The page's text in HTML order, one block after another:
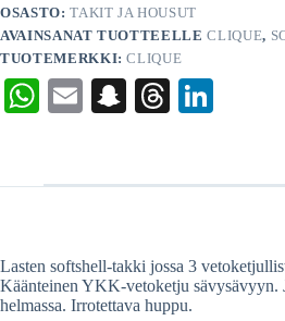
OSASTO:TAKIT JA HOUSUT
AVAINSANAT TUOTTEELLECLIQUE,
TUOTEMERKKI:CLIQUE
W
A
E
S
ha
T
ds In
Lasten softshell-takki jossa 3
Käänteinen YKK-vetoketju sävysävyyn.
helmassa. Irrotettava huppu.